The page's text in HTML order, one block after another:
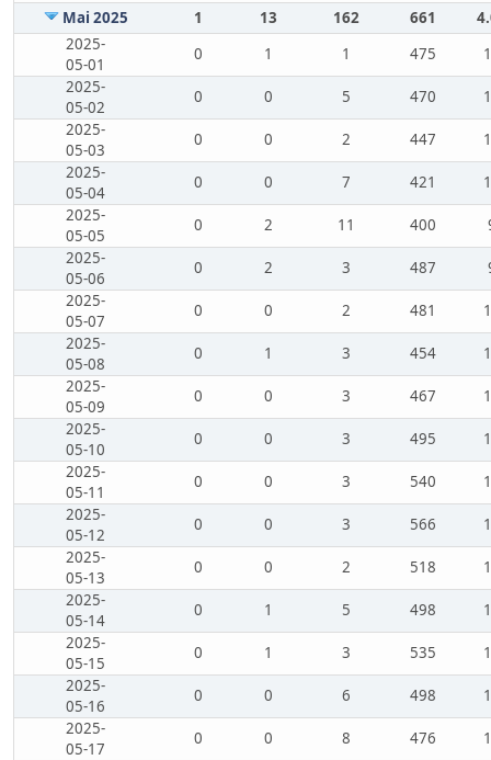
Mai 2025
1 13 162 661
2025-
05-01
0 1 1 475
2025-
05-02
0 0 5 470
2025-
05-03
0 0 2 447
2025-
05-04
0 0 7 421
2025-
05-05
0 2 11 400
2025-
05-06
0 2 3 487
2025-
05-07
0 0 2 481
2025-
05-08
0 1 3 454
2025-
05-09
0 0 3 467
2025-
05-10
0 0 3 495
2025-
05-11
0 0 3 540
2025-
05-12
0 0 3 566
2025-
05-13
0 0 2 518
2025-
05-14
0 1 5 498
2025-
05-15
0 1 3 535
2025-
05-16
0 0 6 498
2025-
05-17
0 0 8 476